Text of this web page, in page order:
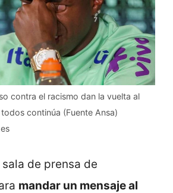
contra el racismo dan la vuelta al
continúa (Fuente Ansa)
de prensa de
mandar un mensaje al